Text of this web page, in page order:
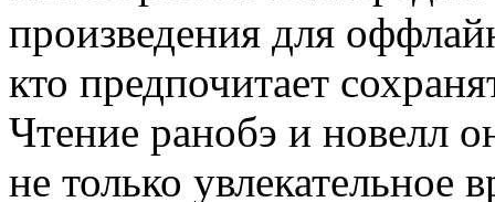
произведения для
кто предпочитает
Чтение ранобэ и новелл
не только увлекательное